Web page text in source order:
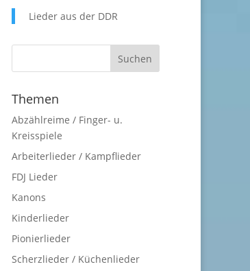
Lieder aus der DDR
Themen
Abzählreime / Finger- u.
Kreisspiele
Arbeiterlieder / Kampflieder
FDJ Lieder
Kanons
Kinderlieder
Pionierlieder
Scherzlieder / Küchenlieder